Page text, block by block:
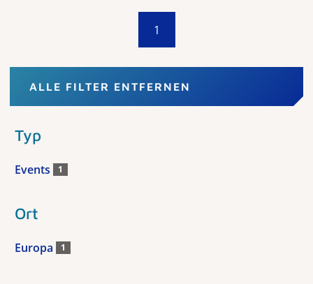
1
ALLE FILTER ENTFERNEN
Typ
Events 1
Ort
Europa 1